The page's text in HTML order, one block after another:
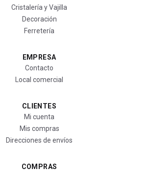
Cristalería y Vajilla
Decoración
Ferretería
EMPRESA
Contacto
Local comercial
CLIENTES
Mi cuenta
Mis compras
Direcciones de envíos
COMPRAS